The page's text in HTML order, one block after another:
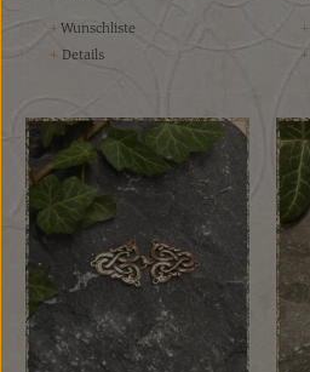
+ Wunschliste
+ Details
+
+